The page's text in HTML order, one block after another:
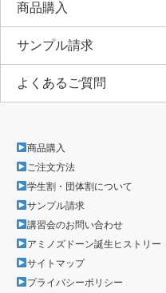
商品購入
サンプル請求
よくあるご質問
商品購入
ご注文方法
学生割・団体割について
サンプル請求
講習会のお問い合わせ
アミノズドーン誕生ヒストリー
サイトマップ
プライバシーポリシー